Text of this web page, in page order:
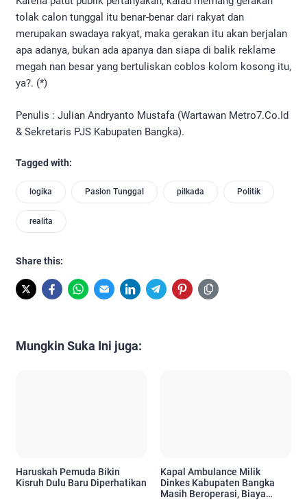
tolak calon tunggal itu benar-benar dari rakyat dan
merupakan swadaya rakyat, maka gerakan itu akan berjalan
apa adanya, bukan ada apanya dan siapa di balik reklame
megah nan besar yang bertuliskan coblos kolom kosong itu,
ya?. (*)
Penulis : Julian Andryanto Mustafa (Wartawan Metro7.Co.Id
& Sekretaris PJS Kabupaten Bangka).
Tagged with:
logika Paslon Tunggal pilkada Politik
realita
Share this:
Mungkin Suka Ini juga:
Haruskah Pemuda Bikin
Kisruh Dulu Baru Diperhatikan
Kapal Ambulance Milik
Dinkes Kabupaten Bangka
Masih Beroperasi, Biaya